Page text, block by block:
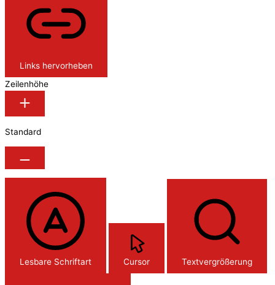
Links hervorheben
Zeilenhöhe
Standard
Lesbare Schriftart Cursor Textvergrößerung